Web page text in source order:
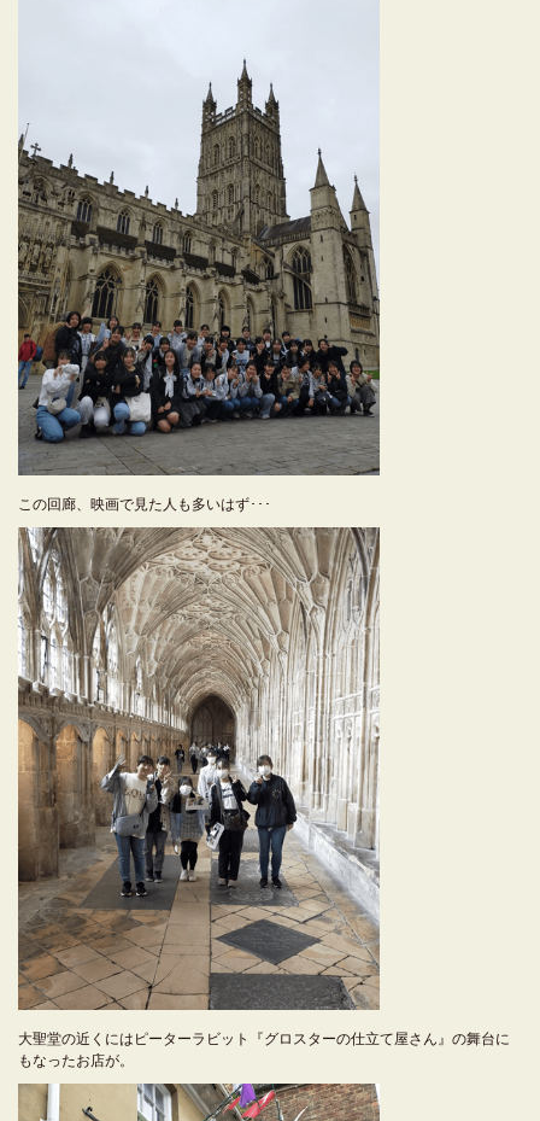
この回廊、映画で見た人も多いはず･･･
大聖堂の近くにはピーターラビット『グロスターの仕立て屋さん』の舞台に
もなったお店が。